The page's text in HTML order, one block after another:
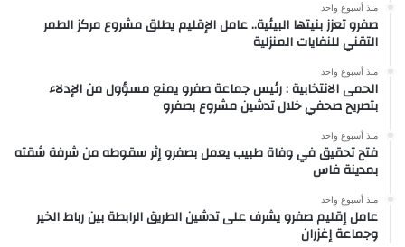
منذ أسبوع واحد
صفرو تعزز بنيتها البيئية.. عامل الإقليم يطلق مشروع مركز الطمر
التقني للنفايات المنزلية
منذ أسبوع واحد
الحمى الانتخابية : رئيس جماعة صفرو يمنع مسؤول من الإدلاء
بتصريح صحفي خلال تدشين مشروع بصفرو
منذ أسبوع واحد
فتح تحقيق في وفاة طبيب يعمل بصفرو إثر سقوطه من شرفة شقته
بمدينة فاس
منذ أسبوع واحد
عامل إقليم صفرو يشرف على تدشين الطريق الرابطة بين رباط الخير
وجماعة إغزران